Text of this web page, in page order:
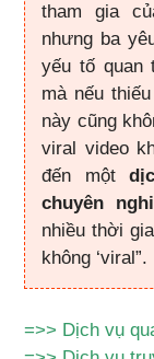
tham gia
nhưng ba
yếu tố quan
mà nếu
này cũng
viral video
đến một
chuyên
nhiều thời
không ‘viral”.
=>> Dịch vụ